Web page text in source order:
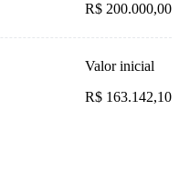
R$ 200.000,00
Valor inicial
R$ 163.142,10